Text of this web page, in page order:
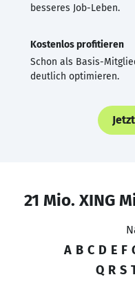
besseres Job-Leben.
Kostenlos profitieren
Schon als Basis-
deutlich optimieren.
21 Mio. XING
A B C D E F
Q R S